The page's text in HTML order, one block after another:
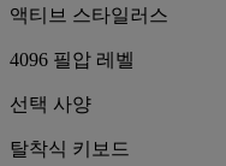
액티브 스타일러스
4096 필압 레벨
선택 사양
탈착식 키보드